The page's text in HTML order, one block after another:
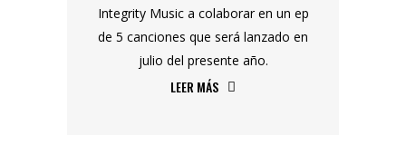
Integrity Music a colaborar en un ep
de 5 canciones que será lanzado en
julio del presente año.
LEER MÁS